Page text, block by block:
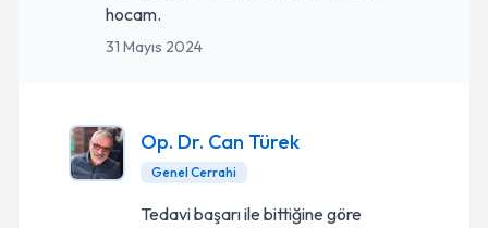
hocam.
31 Mayıs 2024
Op. Dr. Can Türek
Genel Cerrahi
Tedavi başarı ile bittiğine göre